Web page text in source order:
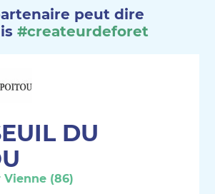
peut dire
#createurdeforet
DU
(86)